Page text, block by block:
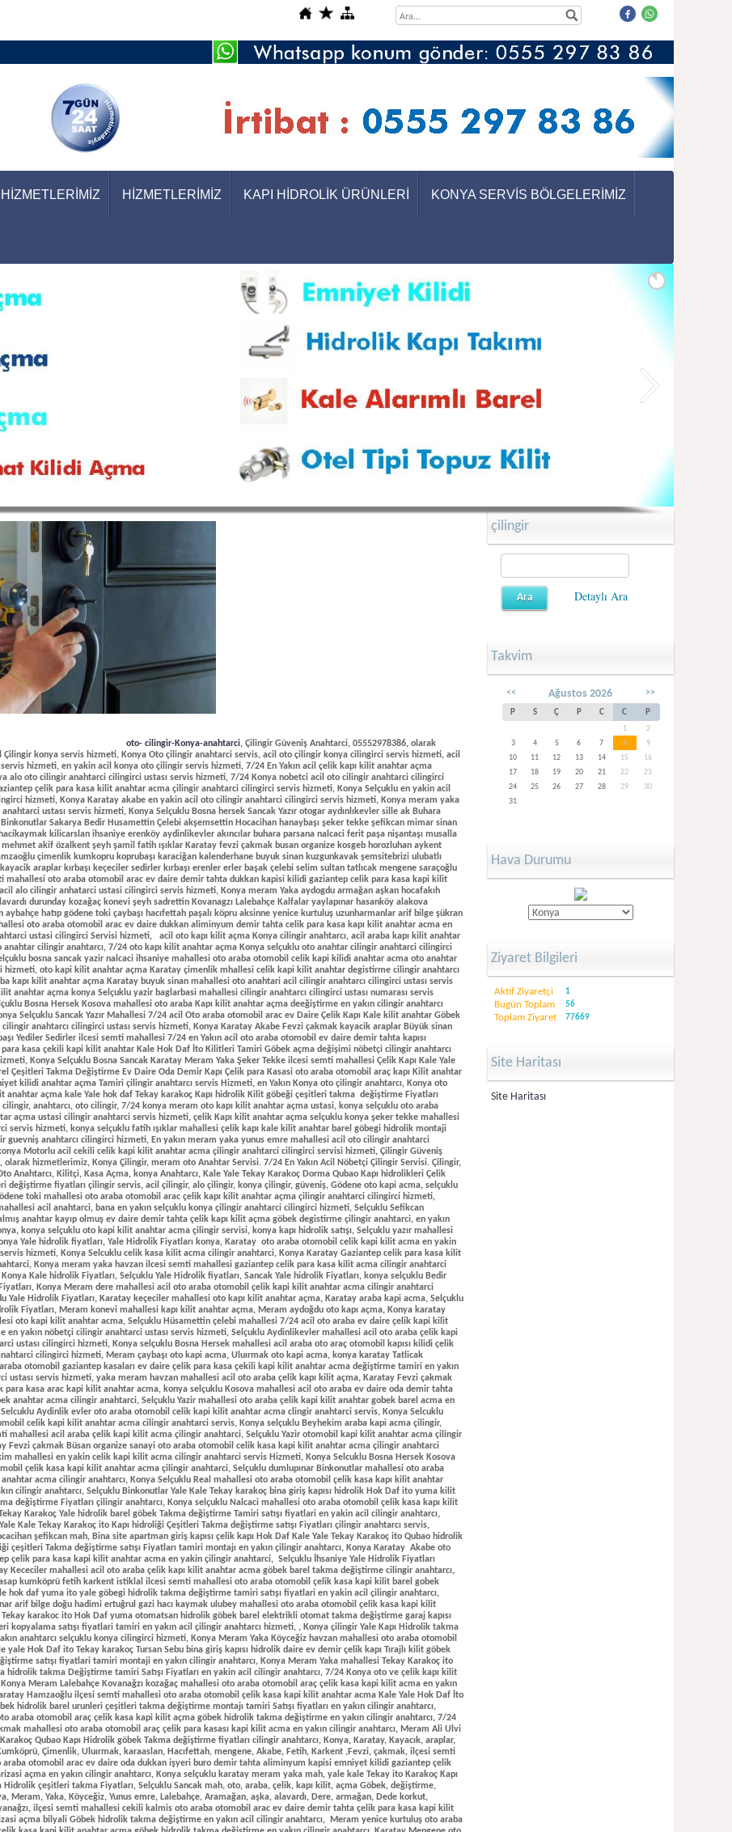
HİZMETLERİMİZ KAPI HİDROLİK ÜRÜNLERİ KONYA SERVİS BÖLGELERİMİZ
oto- cilingir-Konya-anahtarci, Çilingir Güveniş Anahtarci, 05552978386, olarak
konya servis hizmeti, Konya Oto çilingir anahtarci servis, acil oto çilingir konya cilingirci servis hizmeti, acil
hizmeti, en yakin acil konya oto çilingir servis hizmeti, 7/24 En Yakın acil çelik kapı kilit anahtar açma
alo oto cilingir anahtarci cilingirci ustası servis hizmeti, 7/24 Konya nobetci acil oto cilingir anahtarci cilingirci
çelik para kasa kilit anahtar acma çilingir anahtarci cilingirci servis hizmeti, Konya Selçuklu en yakin acil
hizmeti, Konya Karatay akabe en yakin acil oto cilingir anahtarci cilingirci servis hizmeti, Konya meram yaka
ustası servis hizmeti, Konya Selçuklu Bosna hersek Sancak Yazır otogar aydınlıkevler sille ak Buhara
Sakarya Bedir Husamettin Çelebi akşemsettin Hocacihan hanaybaşı şeker tekke şefikcan mimar sinan
kilicarslan ihsaniye erenköy aydinlikevler akıncılar buhara parsana nalcaci ferit paşa nişantaşı musalla
akif özalkent şeyh şamil fatih ışıklar Karatay fevzi çakmak busan organize kosgeb horozluhan aykent
çimenlik kumkopru koprubaşı karaciğan kalenderhane buyuk sinan kuzgunkavak şemsitebrizi ulubatlı
araplar kırbaşı keçeciler sedirler kırbaşı erenler erler başak çelebi selim sultan tatlıcak mengene saraçoğlu
mahallesi oto araba otomobil arac ev daire demir tahta dukkan kapisi kilidi gaziantep celik para kasa kapi kilit
alo cilingir anhatarci ustasi cilingirci servis hizmeti, Konya meram Yaka aydogdu armağan aşkan hocafakıh
durunday kozağaç konevi şeyh sadrettin Kovanagzı Lalebahçe Kalfalar yaylapınar hasanköy alakova
aybahçe hatıp gödene toki çaybaşı hacıfettah paşalı köpru aksinne yenice kurtuluş uzunharmanlar arif bilge şükran
oto araba otomobil arac ev daire dukkan aliminyum demir tahta celik para kasa kapı kilit anahtar acma en
ustasi cilingirci Servisi hizmeti, acil oto kapı kilit açma Konya cilingir anahtarcı, acil araba kapı kilit anahtar
anahtar cilingir anahtarcı, 7/24 oto kapı kilit anahtar açma Konya selçuklu oto anahtar cilingir anahtarci cilingirci
bosna sancak yazir nalcaci ihsaniye mahallesi oto araba otomobil celik kapi kilidi anahtar acma oto anahtar
hizmeti, oto kapi kilit anahtar açma Karatay çimenlik mhallesi celik kapi kilit anahtar degistirme cilingir anahtarcı
kapı kilit anahtar açma Karatay buyuk sinan mahallesi oto anahtari acil cilingir anahtarcı cilingirci ustası servis
anahtar açma konya Selçuklu yazir baglarbasi mahallesi cilingir anahtarcı cilingirci ustası numarası servis
Bosna Hersek Kosova mahallesi oto araba Kapı kilit anahtar açma deeğiştirme en yakın cilingir anahtarcı
Selçuklu Sancak Yazır Mahallesi 7/24 acil Oto araba otomobil arac ev Daire Çelik Kapı Kale kilit anahtar Göbek
anahtarcı cilingirci ustası servis hizmeti, Konya Karatay Akabe Fevzi çakmak kayacik araplar Büyük sinan
Yediler Sedirler ilcesi semti mahallesi 7/24 en Yakın acil oto araba otomobil ev daire demir tahta kapısı
para kasa çekili kapi kilit anahtar Kale Hok Daf İto Kilitleri Tamiri Göbek açma değişimi nöbetçi cilingir anahtarcı
Konya Selçuklu Bosna Sancak Karatay Meram Yaka Şeker Tekke ilcesi semti mahallesi Çelik Kapı Kale Yale Hok Daf Kilit Göbek Barel Çeşitleri Takma Değiştirme Ev Daire Oda Demir Kapı Çelik para Kasasi oto araba otomobil araç kapı Kilit anahtar beral gobek silindir emniyet kilidi anahtar açma Tamiri çilingir anahtarcı servis Hizmeti, en Yakın Konya oto çilingir anahtarcı, Konya oto Araba otomobil Kapı kilit anahtar açma kale Yale hok daf Tekay karakoç Kapı hidrolik Kilit göbeği çeşitleri takma değiştirme Fiyatları çilingir anahtarcı servis, cilingir, anahtarcı, oto cilingir, 7/24 konya meram oto kapı kilit anahtar açma ustasi, konya selçuklu oto araba otomobil kapı kilit anahtar açma ustasi cilingir anahtarci servis hizmeti, çelik Kapı kilit anahtar açma selçuklu konya şeker tekke mahallesi cilingir anahtarci cilingirci servis hizmeti, konya selçuklu fatih ışıklar mahallesi çelik kapı kale kilit anahtar barel göbegi hidrolik montaji takma değiştirme cilingir guevniş anahtarcı cilingirci hizmeti, En yakın meram yaka yunus emre mahallesi acil oto cilingir anahtarci cilingirci hizmeti, 7/24 konya Motorlu acil cekili celik kapi kilit anahtar acma çilingir anahtarci cilingirci servisi hizmeti, Çilingir Güveniş anahtar,(05552978386),, olarak hizmetlerimiz, Konya Çilingir, meram oto Anahtar Servisi. 7/24 En Yakın Acil Nöbetçi Çilingir Servisi. Çilingir, Anahtarcı, Oto Çilingir, Oto Anahtarcı, Kilitçi, Kasa Açma, konya Anahtarcı, Kale Yale Tekay Karakoç Dorma Qubao Kapı hidrolikleri Çelik Kapı Kilit Göbeği çeşitleri değiştirme fiyatları çilingir servis, acil çilingir, alo çilingir, konya çilingir, güveniş, Gödene oto kapi acma, selçuklu çilingir, konya meram gödene toki mahallesi oto araba otomobil arac çelik kapı kilit anahtar açma çilingir anahtarci cilingirci hizmeti, çilingir selçuklu konya mahallesi acil anahtarci, bana en yakın selçuklu konya çilingir anahtarci cilingirci hizmeti, Selçuklu Sefikcan mahallesi kilitli çekili kalmış anahtar kayıp olmuş ev daire demir tahta çelik kapı kilit açma göbek degistirme çilingir anahtarci, en yakın acil selçuklu çilingirci konya, konya selçuklu oto kapi kilit anahtar acma çilingir servisi, konya kapı hidrolik satışı, Selçuklu yazır mahallesi acil çilingir anahtarci, Konya Yale hidrolik fiyatları, Yale Hidrolik Fiyatları konya, Karatay oto araba otomobil celik kapi kilit acma en yakin cilingir anahtarci ustasi servis hizmeti, Konya Selcuklu celik kasa kilit acma cilingir anahtarci, Konya Karatay Gaziantep celik para kasa kilit anahtar acma cilingir anahtarci, Konya meram yaka havzan ilcesi semti mahallesi gaziantep celik para kasa kilit acma cilingir anahtarci cilingirci servis hizmeti, Konya Kale hidrolik Fiyatları, Selçuklu Yale Hidrolik fiyatları, Sancak Yale hidrolik Fiyatları, konya selçuklu Bedir mahallesi yale hidrolik Fiyatları, Konya Meram dere mahallesi acil oto araba otomobil çelik kapi kilit anahtar acma cilingir anahtarci hizmeti, Meram Aydoğdu Yale Hidrolik Fiyatları, Karatay keçeciler mahallesi oto kapı kilit anahtar açma, Karatay araba kapi acma, Selçuklu Beyhekim yale kale Hidrolik Fiyatları, Meram konevi mahallesi kapı kilit anahtar açma, Meram aydoğdu oto kapı açma, Konya karatay istiklal mengene mahallesi oto kapi kilit anahtar acma, Selçuklu Hüsamettin çelebi mahallesi 7/24 acil oto araba ev daire çelik kapi kilit anahtar acma değiştirme en yakın nöbetçi cilingir anahtarci ustası servis hizmeti, Selçuklu Aydinlikevler mahallesi acil oto araba çelik kapi kilit acma cilingir anahtarci ustası cilingirci hizmeti, Konya selçuklu Bosna Hersek mahallesi acil araba oto araç otomobil kapısı kilidi çelik kapi kilit acma cilingir anahtarci cilingirci hizmeti, Meram çaybaşı oto kapi acma, Uluırmak oto kapi acma, konya karatay Tatlicak mahallesi 7/24 acil oto araba otomobil gaziantep kasaları ev daire çelik para kasa çekili kapi kilit anahtar acma değiştirme tamiri en yakın cilingir anahtarci cilingirci ustası servis hizmeti, yaka meram havzan mahallesi acil oto araba çelik kapı kilit açma, Karatay Fevzi çakmak mahallesi otomobil celik para kasa arac kapi kilit anahtar acma, konya selçuklu Kosova mahallesi acil oto araba ev daire oda demir tahta çelik kapi kilit barel gobek anahtar acma cilingir anahtarci, Selçuklu Yazir mahallesi oto araba çelik kapi kilit anahtar gobek barel acma en yakin cilingir anahtarci, Selcuklu Aydinlik evler oto araba otomobil celik kapi kilit anahtar acma clingir anahtarci servis, Konya Selcuklu Beyhekim oto araba otomobil celik kapi kilit anahtar acma cilingir anahtarci servis, Konya selçuklu Beyhekim araba kapi acma çilingir, Selçuklu Yazir ilçesi semti mahallesi acil araba çelik kapi kilit acma çilingir anahtarci, Selçuklu Yazir otomobil kapi kilit anahtar acma çilingir anahtarci, Konya Karatay Fevzi çakmak Büsan organize sanayi oto araba otomobil celik kasa kapi kilit anahtar acma çilingir anahtarci servisi, Selçuklu Beyhekim mahallesi en yakin celik kapi kilit acma cilingir anahtarci servis Hizmeti, Konya Selcuklu Bosna Hersek Kosova mahallesi oto araba otomobil çelik kasa kapi kilit anahtar acma çilingir anahtarci, Selçuklu dumlupınar Binkonutlar mahallesi oto araba otomobil çelik kapı kilit anahtar acma cilingir anahtarcı, Konya Selçuklu Real mahallesi oto araba otomobil çelik kasa kapı kilit anahtar gobek barel açma en yakın cilingir anahtarcı, Selçuklu Binkonutlar Yale Kale Tekay karakoç bina giriş kapısı hidrolik Hok Daf ito yuma kilit göbek Kapı hidroliği takma değiştirme Fiyatları çilingir anahtarcı, Konya selçuklu Nalcaci mahallesi oto araba otomobil çelik kasa kapı kilit acma Kale Hok Daf ito Tekay Karakoç Yale hidrolik barel göbek Takma değiştirme Tamiri satışı fiyatlari en yakin acil cilingir anahtarcı, Konya selçuklu Nalçacı Yale Kale Tekay Karakoç ito Kapı hidroliği Çeşitleri Takma değiştirme satışı Fiyatları çilingir anahtarcı servis, Selçuklu Şeker Tekke hocacihan şefikcan mah, Bina site apartman giriş kapısı çelik kapı Hok Daf Kale Yale Tekay Karakoç ito Qubao hidrolik Göbek barel Kapı hidroliği çeşitleri Takma değiştirme satışı Fiyatları tamiri montajı en yakın çilingir anahtarcı, Konya Karatay Akabe oto araba otomobil Gaziantep çelik para kasa kapi kilit anahtar acma en yakin çilingir anahtarci, Selçuklu İhsaniye Yale Hidrolik Fiyatları çilingir anahtarcı, Karatay Kececiler mahallesi acil oto araba çelik kapı kilit anahtar acma göbek barel takma değiştirme cilingir anahtarcı, Karatay çimenlik saçlıkasap kumköprü fetih karkent istiklal ilcesi semti mahallesi oto araba otomobil çelik kasa kapi kilit barel gobek anahtar acma bilyali kale hok daf yuma ito yale göbegi hidrolik takma değiştirme tamiri satışı fiyatlari en yakin acil çilingir anahtarcı, Meram kalfalar yaylapınar arif bilge doğu hadimi ertuğrul gazi hacı kaymak ulubey mahallesi oto araba otomobil çelik kasa kapi kilit anahtar acma Kale Yale Tekay karakoc ito Hok Daf yuma otomatsan hidrolik göbek barel elektrikli otomat takma değiştirme garaj kapısı bft nice kumanda çeşitleri kopyalama satışı fiyatlari tamiri en yakın acil çilingir anahtarcı hizmeti, , Konya çilingir Yale Kapı Hidrolik takma Fiyatları anahtarcı, en yakın anahtarcı selçuklu konya cilingirci hizmeti, Konya Meram Yaka Köyceğiz havzan mahallesi oto araba otomobil çelik kapi kilit acma Kale yale Hok Daf ito Tekay karakoç Tursan Sebu bina giriş kapısı hidrolik daire ev demir çelik kapı Tırajlı kilit göbek barel çeşitleri takma değiştirme satışı fiyatlari tamiri montaji en yakın cilingir anahtarcı, Konya Meram Yaka mahallesi Tekay Karakoç ito Yale kale 3, 4, 5, Numara hidrolik takma Değiştirme tamiri Satışı Fiyatları en yakin acil cilingir anahtarcı, 7/24 Konya oto ve çelik kapı kilit açma cilingir anahtarcı, Konya Meram Lalebahçe Kovanağzı kozağaç mahallesi oto araba otomobil araç çelik kasa kapi kilit acma en yakın acil çilingir anahtarcı, Karatay Hamzaoğlu ilçesi semti mahallesi oto araba otomobil çelik kasa kapi kilit anahtar acma Kale Yale Hok Daf İto Tekay Karakoç Yuma göbek hidrolik barel urunleri çeşitleri takma değiştirme montajı tamiri Satışı fiyatları en yakın cilingir anahtarcı, Meram Ali ulvi kurucu oto araba otomobil araç çelik kasa kapi kilit açma göbek hidrolik takma değiştirme en yakın cilingir anahtarcı, 7/24 Konya karatay Fevzi çakmak mahallesi oto araba otomobil araç çelik para kasası kapi kilit acma en yakın cilingir anahtarcı, Meram Ali Ulvi Kurucu Kale Yale Tekay Karakoç Qubao Kapı Hidrolik göbek Takma değiştirme fiyatları cilingir anahtarcı, Konya, Karatay, Kayacık, araplar, Keçeciler, Hamzaoğlu, Kumköprü, Çimenlik, Uluırmak, karaaslan, Hacıfettah, mengene, Akabe, Fetih, Karkent ,Fevzi, çakmak, ilçesi semti mahallesi civarında; oto araba otomobil arac ev daire oda dukkan işyeri buro demir tahta aliminyum kapisi emniyet kilidi gaziantep çelik para kapı kilit anahtar arizasi açma en yakın cilingir anahtarcı, Konya selçuklu karatay meram yaka mah, yale kale Tekay ito Karakoç Kapı hidroliği 2,3,4,5 Numara Hidrolik çeşitleri takma Fiyatları, Selçuklu Sancak mah, oto, araba, çelik, kapı kilit, açma Göbek, değiştirme, cilingir anahtarcı,, Konya, Meram, Yaka, Köyceğiz, Yunus emre, Lalebahçe, Aramağan, aşka, alavardı, Dere, armağan, Dede korkut, melikşah, Kalafalar, Kovanağzı, ilçesi semti mahallesi cekili kalmis oto araba otomobil arac ev daire demir tahta çelik para kasa kapi kilit anahtar barel gobegi arizasi açma bilyali Göbek hidrolik takma değiştirme en yakın acil cilingir anahtarcı, Meram yenice kurtuluş oto araba otomobil arac ev daire celik kasa kapi kilit anahtar acma göbek hidrolik takma değiştirme en yakın cilingir anahtarcı, Karatay Mengene oto araba çelik kasa kapi kilit anahtar acma göbek değiştirme cilingir anahtarcı, Karatay istiklal mahallesi acil oto kapi kilit anahtar açma, meram Lalebahçe mahallesi acil oto kapi kilit anahtar acma, selçuklu Sancak mahallesi en yakin acil oto araba celik kapı kilit anahtar açma çilingir anahtarcı servis hizmeti, konya çilingir selçuklu, Konya buhara bedir mehmet akif mahallesi oto araba ev daire celik kapı kilit anahtar barel gob
çilingir
Detaylı Ara
Takvim
<< Ağustos 2026 >>
P S Ç P C C
P
1
2
3
4 5 6 7 8
9
10
11 12 13 14 15
16
17
18 19 20 21 22
23
24
25 26 27 28 29
30
31
Hava Durumu
Ziyaret Bilgileri
Aktif Ziyaretçi 1
Bugün Toplam 56
Toplam Ziyaret 77669
Site Haritası
Site Haritası